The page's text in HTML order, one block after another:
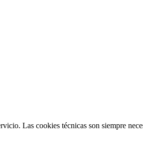
Las cookies técnicas son siempre